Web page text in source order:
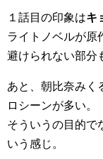
１話目の印象はキ
ライトノベルが原
避けられない部分
あと、朝比奈みく
ロシーンが多い。
そういうの目的で
いう感じ。